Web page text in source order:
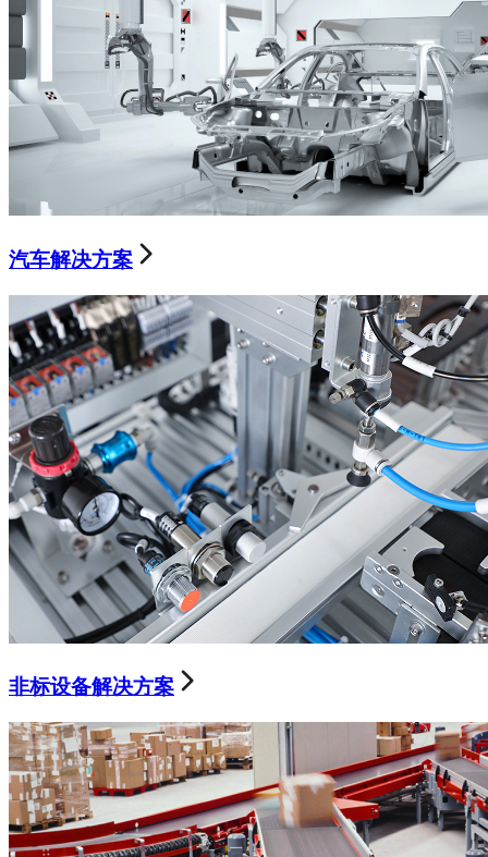
汽车解决方案
非标设备解决方案